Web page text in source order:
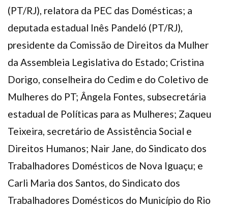
(PT/RJ), relatora da PEC das Domésticas; a
deputada estadual Inês Pandeló (PT/RJ),
presidente da Comissão de Direitos da Mulher
da Assembleia Legislativa do Estado; Cristina
Dorigo, conselheira do Cedim e do Coletivo de
Mulheres do PT; Ângela Fontes, subsecretária
estadual de Políticas para as Mulheres; Zaqueu
Teixeira, secretário de Assistência Social e
Direitos Humanos; Nair Jane, do Sindicato dos
Trabalhadores Domésticos de Nova Iguaçu; e
Carli Maria dos Santos, do Sindicato dos
Trabalhadores Domésticos do Município do Rio